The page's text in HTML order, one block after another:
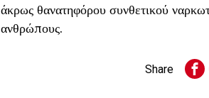
άκρως θανατηφόρου συνθετικού
ανθρώπους.
Share